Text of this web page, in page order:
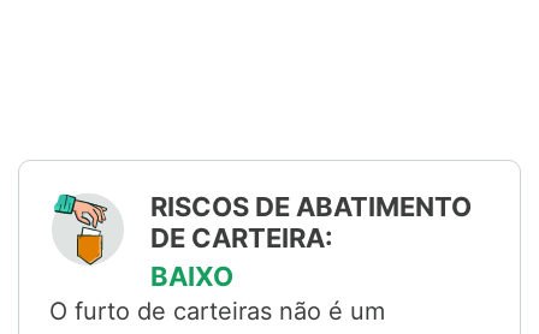
RISCOS DE ABATIMENTO
DE CARTEIRA:
BAIXO
O furto de carteiras não é um